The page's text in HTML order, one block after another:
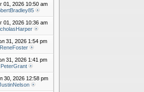
01, 2026 10:50 am
01, 2026 10:36 am
31, 2026 1:54 pm
ReneFoster
31, 2026 1:41 pm
PeterGrant
30, 2026 12:58 pm